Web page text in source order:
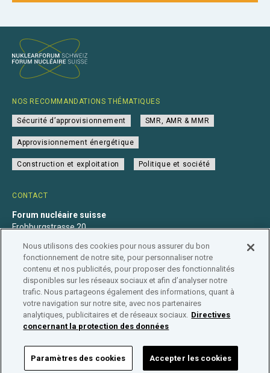
CONTACT
Forum nucléaire suisse
Frohburgstrasse 20
+41 31 560 36 50
info@nuklearforum.ch
NOS RECOMMANDATIONS THÉMATIQUES
Sécurité d’approvisionnement SMR, AMR & MMR
Approvisionnement énergétique
Construction et exploitation Politique et société
Déclaration de confidentialité Impressum Affiliation
Répertoire des entreprises
Nous utilisons des cookies pour nous assurer du bon
fonctionnement de notre site, pour personnaliser notre
contenu et nos publicités, pour proposer des fonctionnalités
disponibles sur les réseaux sociaux et afin d’analyser notre
trafic. Nous partageons également des informations, quant à
votre navigation sur notre site, avec nos partenaires
analytiques, publicitaires et de réseaux sociaux. Directives
concernant la protection des données
Paramètres des cookies Accepter les cookies